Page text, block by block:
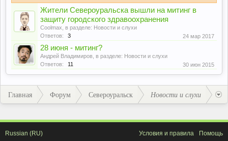
Жители Североуральска вышли на митинг в
защиту городского здравоохранения
Coolmax , в разделе: Новости и слухи
Ответов:
3 24 мар 2017
28 июня - митинг?
Андрей Владимиров , в разделе: Новости и слухи
Ответов:
11 30 июн 2015
Главная Форум Североуральск Новости и слухи
Russian (RU) Условия и правила Помощь